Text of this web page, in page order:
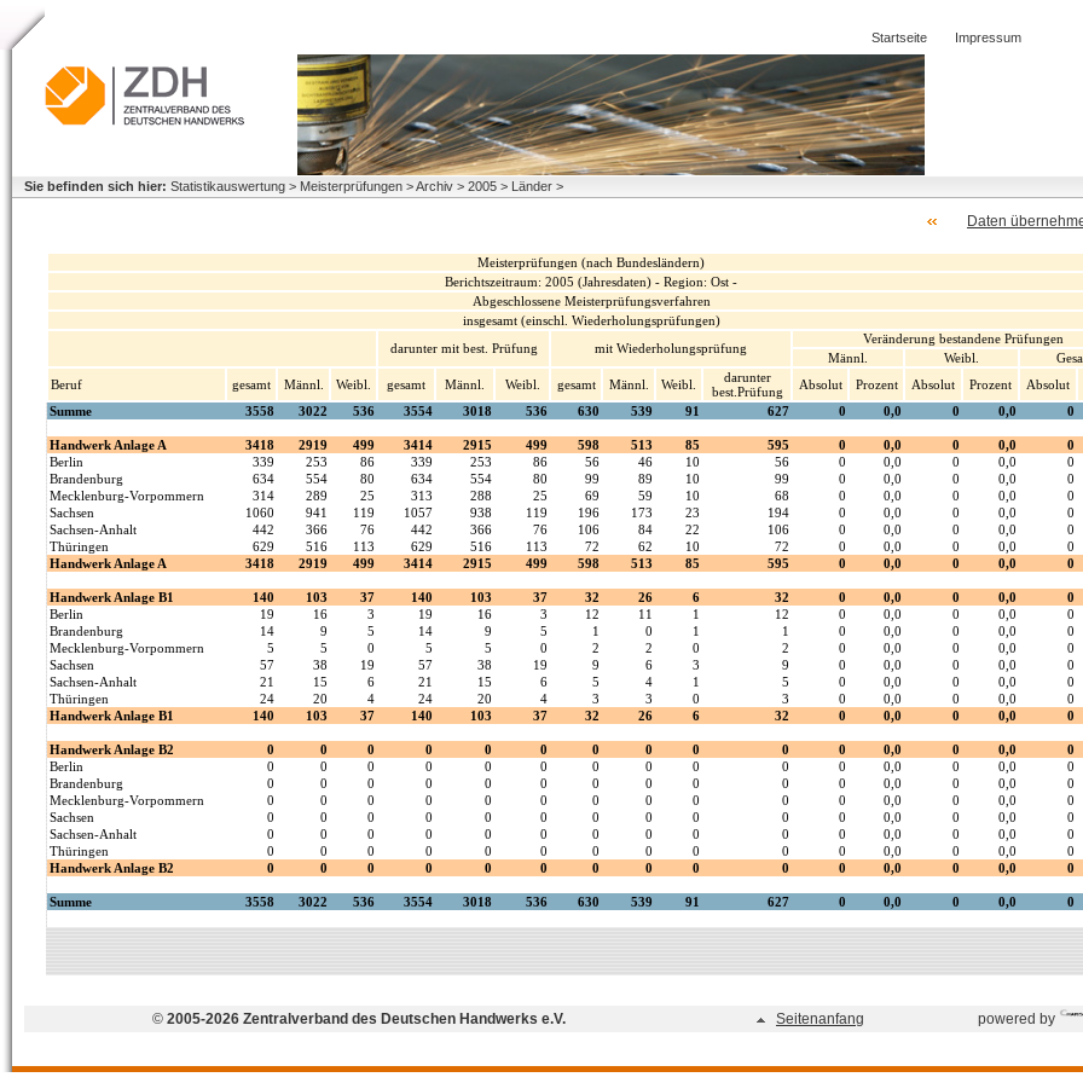
Startseite Impressum
Sie befinden sich hier: Statistikauswertung > Meisterprüfungen > Archiv > 2005 > Länder >
Daten
© 2005-2026 Zentralverband des Deutschen Handwerks e.V. Seitenanfang powered by